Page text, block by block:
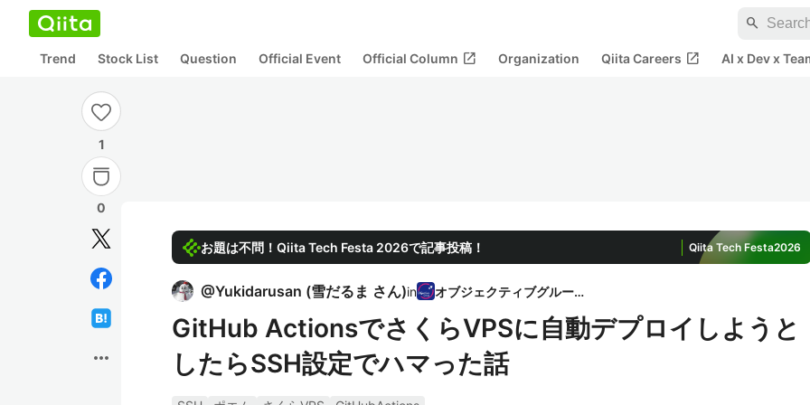
search
Trend Stock List Question Official Event Official Column open_in_new Organization Qiita Careers open_in_new AI x Dev x
1
0
more_horiz
お題は不問！Qiita Tech Festa 2026で記事投稿！ Qiita Tech Festa2026
@Yukidarusan (雪だるま さん)in オブジェクティブグループ
GitHub ActionsでさくらVPSに自動デプロイしようと
したらSSH設定でハマった話